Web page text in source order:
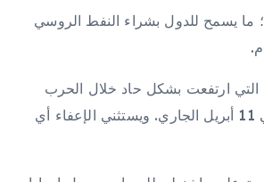
ما يسمح للدول بشراء النفط الروسي
التي ارتفعت بشكل حاد خلال الحرب
الأمريكية الإسرائيلية على إيران، ويحل محل إعفاء مدته 30 يوماً انتهى في 11 أبريل الجاري. ويستثني الإعفاء أي